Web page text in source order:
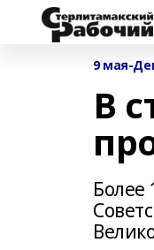
9 мая-
В
Более